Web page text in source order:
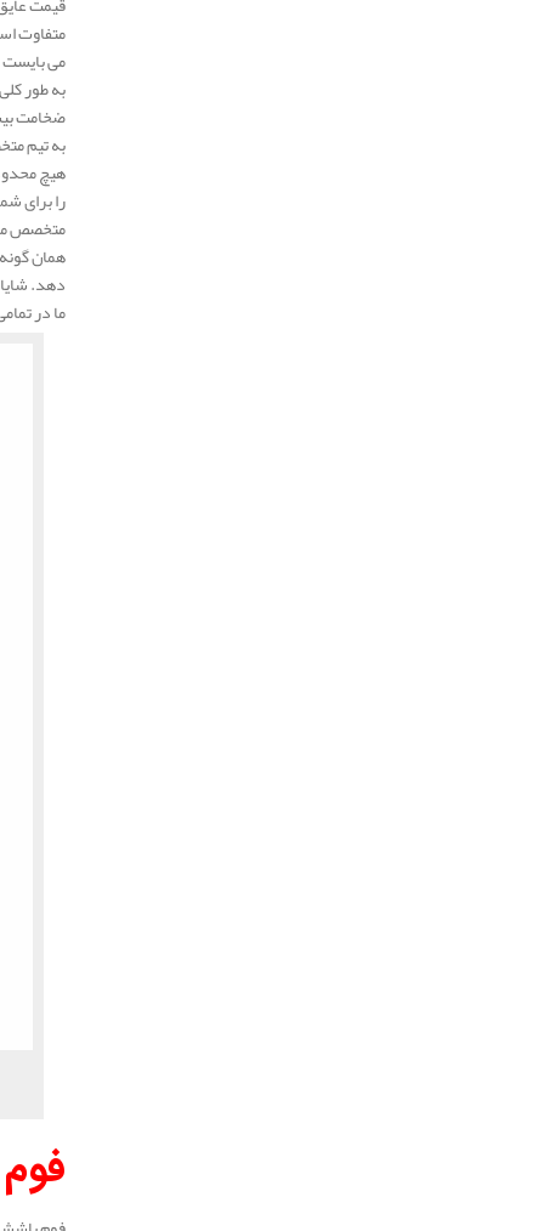
متفاوت
می بایست
ضخامت
به تیم
هیچ
را برای
متخصص
همان
دهد.
ما در